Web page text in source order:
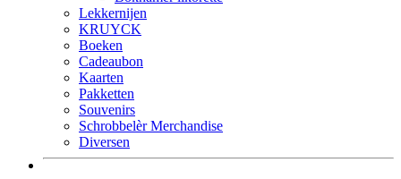
Lekkernijen
KRUYCK
Boeken
Cadeaubon
Kaarten
Pakketten
Souvenirs
Schrobbelèr Merchandise
Diversen